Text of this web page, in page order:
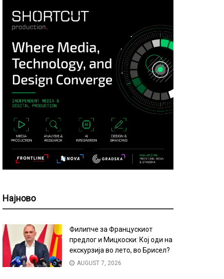
Најново
Филипче за Францускиот
предлог и Мицкоски: Кој оди на
екскурзија во лето, во Брисел?
AUGUST 7, 2026